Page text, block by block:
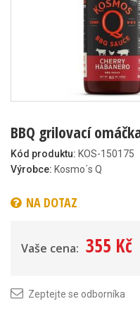
BBQ grilovací
Kód produktu: KOS-150175
Výrobce: Kosmo´s Q
NA DOTAZ
Vaše cena: 355 Kč
Zeptejte se odborníka